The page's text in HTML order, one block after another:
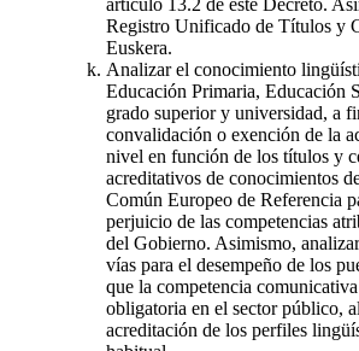
Registro Unificado de Títulos y
Euskera.
Analizar el conocimiento
Educación Primaria, Educación
grado superior y universidad, a
convalidación o exención de la
nivel en función de los títulos y
acreditativos de conocimientos
Común Europeo de Referencia
perjuicio de las competencias
del Gobierno. Asimismo,
vías para el desempeño de los
que la competencia
obligatoria en el sector público,
acreditación de los perfiles